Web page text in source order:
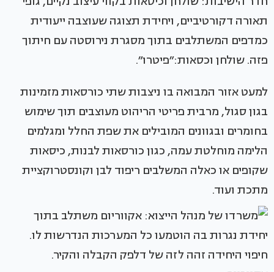
תאורה דקורטיביים, ויחידת תצוגה שעוצבה ייעודית
כמדפים המשתלבים בתוך מסגרת נירוסטה עם חיתוך
פזה. שולחן וכסאות:״פיטרו״.
למעט אזור המבואה בו ניצבות שתי כורסאות מזמינות
בגון סגול, מרבית פריטי הריהוט מעוצבים תוך שימוש
בחומרים ובגוונים המובילים את שפת החלל ומגלמים
הלימה מוחלטת עמה, כגון כורסאות לבנות, כיסאות
שקופים או כאלה המשלבים ריפוד לבן וקונסטרוקציית
מתכת ועוד.